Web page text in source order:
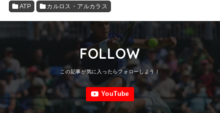
ATP カルロス・アルカラス
FOLLOW